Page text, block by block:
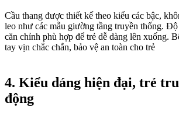
Cầu thang được thiết kế theo kiểu các bậc,
leo như các mẫu giường tầng truyền thống.
căn chỉnh phù hợp để trẻ dễ dàng lên xuống.
tay vịn chắc chắn, bảo vệ an toàn cho trẻ
4. Kiểu dáng hiện đại, trẻ
động